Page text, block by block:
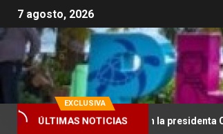
7 agosto, 2026
EXCLUSIVA
ÚLTIMAS NOTICIAS
cerrar filas con la presidenta Claudia